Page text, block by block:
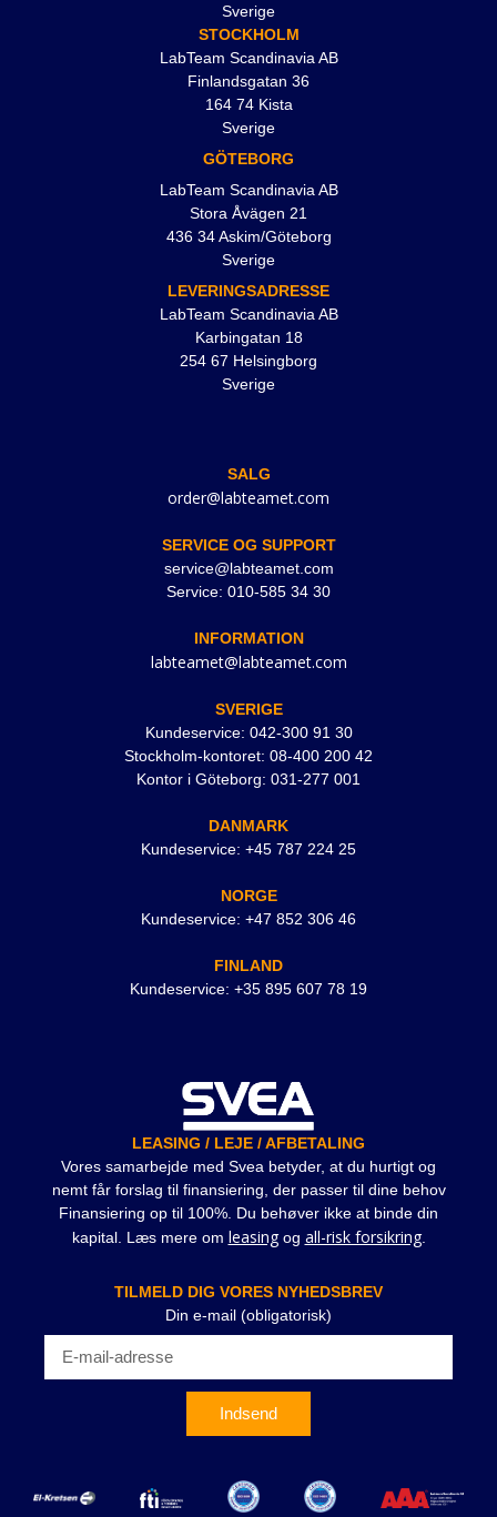
Sverige
STOCKHOLM
LabTeam Scandinavia AB
Finlandsgatan 36
164 74 Kista
Sverige
GÖTEBORG
LabTeam Scandinavia AB
Stora Åvägen 21
436 34 Askim/Göteborg
Sverige
LEVERINGSADRESSE
LabTeam Scandinavia AB
Karbingatan 18
254 67 Helsingborg
Sverige
SALG
order@labteamet.com
SERVICE OG SUPPORT
service@labteamet.com
Service: 010-585 34 30
INFORMATION
labteamet@labteamet.com
SVERIGE
Kundeservice: 042-300 91 30
Stockholm-kontoret: 08-400 200 42
Kontor i Göteborg: 031-277 001
DANMARK
Kundeservice: +45 787 224 25
NORGE
Kundeservice: +47 852 306 46
FINLAND
Kundeservice: +35 895 607 78 19
LEASING / LEJE / AFBETALING
Vores samarbejde med Svea betyder, at du hurtigt og
nemt får forslag til finansiering, der passer til dine behov
Finansiering op til 100%. Du behøver ikke at binde din
kapital. Læs mere om leasingog all-risk forsikring.
TILMELD DIG VORES NYHEDSBREV
Din e-mail (obligatorisk)
Indsend